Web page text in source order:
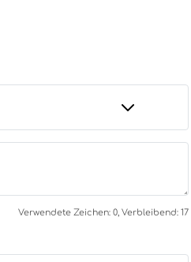
Verwendete Zeichen: 0, Verbleibend: 17